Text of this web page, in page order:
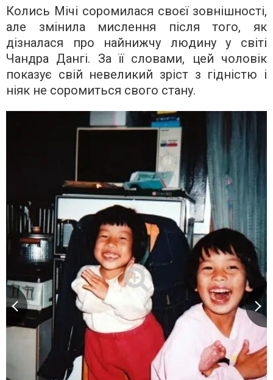
Колись Мічі соромилася своєї зовнішності,
але змінила мислення після того, як
дізналася про найнижчу людину у світі
Чандра Дангі. За її словами, цей чоловік
показує свій невеликий зріст з гідністю і
ніяк не соромиться свого стану.